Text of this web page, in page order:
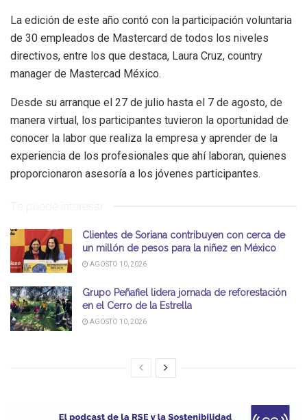
La edición de este año contó con la participación voluntaria
de 30 empleados de Mastercard de todos los niveles
directivos, entre los que destaca, Laura Cruz, country
manager de Mastercad México.
Desde su arranque el 27 de julio hasta el 7 de agosto, de
manera virtual, los participantes tuvieron la oportunidad de
conocer la labor que realiza la empresa y aprender de la
experiencia de los profesionales que ahí laboran, quienes
proporcionaron asesoría a los jóvenes participantes.
Te puede interesar
Clientes de Soriana contribuyen con cerca de
un millón de pesos para la niñez en México
AGOSTO 10, 2026
Grupo Peñafiel lidera jornada de reforestación
en el Cerro de la Estrella
AGOSTO 10, 2026